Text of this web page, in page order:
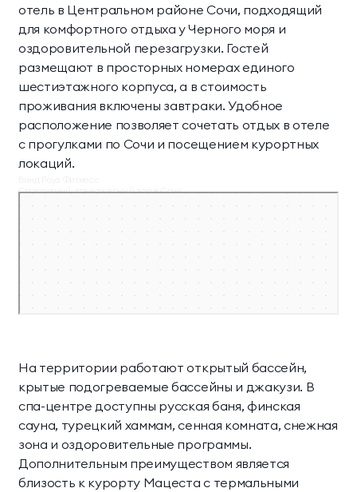
отель в Центральном районе Сочи, подходящий
для комфортного отдыха у Черного моря и
оздоровительной перезагрузки. Гостей
размещают в просторных номерах единого
шестиэтажного корпуса, а в стоимость
проживания включены завтраки. Удобное
расположение позволяет сочетать отдых в отеле
с прогулками по Сочи и посещением курортных
локаций.
Спортивный, тренажёрный зал в Сочи
На территории работают открытый бассейн,
крытые подогреваемые бассейны и джакузи. В
спа-центре доступны русская баня, финская
сауна, турецкий хаммам, сенная комната, снежная
зона и оздоровительные программы.
Дополнительным преимуществом является
близость к курорту Мацеста с термальными